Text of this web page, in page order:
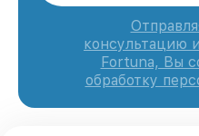
консультацию
Fortuna, Вы
обработку